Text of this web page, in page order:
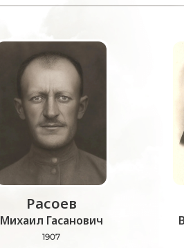
Расоев
Михаил Гасанович
1907